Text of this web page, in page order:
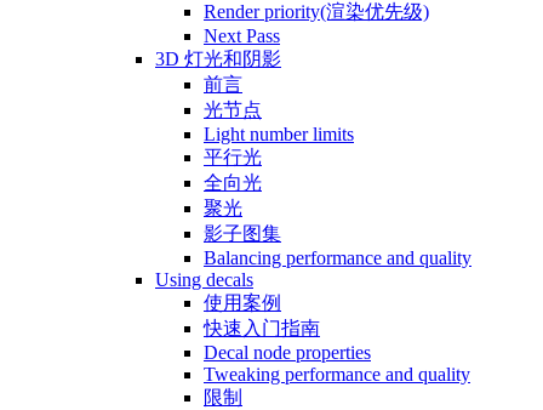
Render priority(渲染优先级)
Next Pass
3D 灯光和阴影
前言
光节点
Light number limits
平行光
全向光
聚光
影子图集
Balancing performance and quality
Using decals
使用案例
快速入门指南
Decal node properties
Tweaking performance and quality
限制